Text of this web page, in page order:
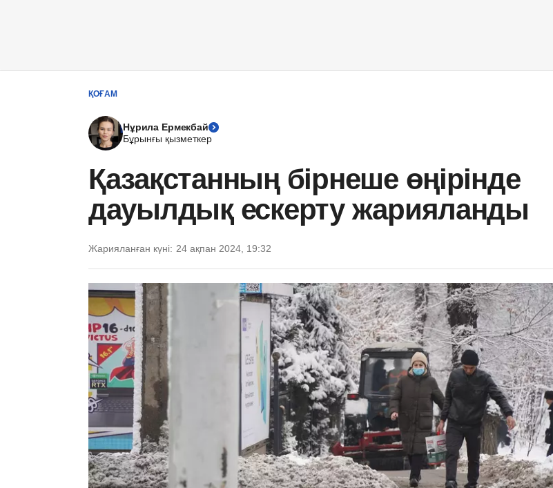
ҚОҒАМ
Нұрила Ермекбай
Бұрынғы қызметкер
Қазақстанның бірнеше өңірінде
дауылдық ескерту жарияланды
Жарияланған күні: 24 ақпан 2024, 19:32